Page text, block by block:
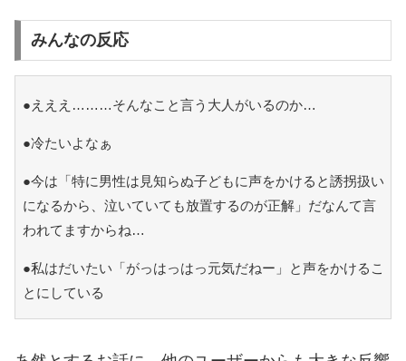
みんなの反応
●えええ………そんなこと言う大人がいるのか…
●冷たいよなぁ
●今は「特に男性は見知らぬ子どもに声をかけると誘拐扱い
になるから、泣いていても放置するのが正解」だなんて言
われてますからね…
●私はだいたい「がっはっはっ元気だねー」と声をかけるこ
とにしている